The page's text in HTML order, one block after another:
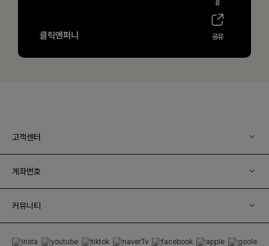
고객센터
계좌번호
커뮤니티